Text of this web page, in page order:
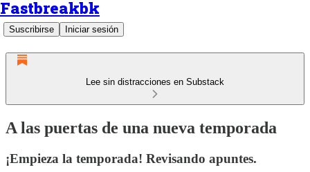
Fastbreakbk
Suscribirse Iniciar sesión
Lee sin distracciones en Substack
A las puertas de una nueva temporada
¡Empieza la temporada! Revisando apuntes.